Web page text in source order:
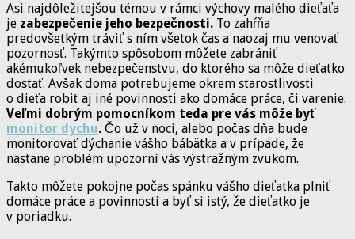
Asi najdôležitejšou témou v rámci výchovy malého dieťaťa
je zabezpečenie jeho bezpečnosti. To zahŕňa
predovšetkým tráviť s ním všetok čas a naozaj mu venovať
pozornosť. Takýmto spôsobom môžete zabrániť
akémukoľvek nebezpečenstvu, do ktorého sa môže dieťatko
dostať. Avšak doma potrebujeme okrem starostlivosti
o dieťa robiť aj iné povinnosti ako domáce práce, či varenie.
Veľmi dobrým pomocníkom teda pre vás môže byť
monitor dychu. Čo už v noci, alebo počas dňa bude
monitorovať dýchanie vášho bábätka a v prípade, že
nastane problém upozorní vás výstražným zvukom.
Takto môžete pokojne počas spánku vášho dieťatka plniť
domáce práce a povinnosti a byť si istý, že dieťatko je
v poriadku.